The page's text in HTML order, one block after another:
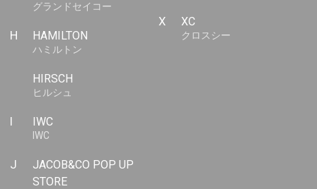
グランドセイコー
H HAMILTON
ハミルトン
HIRSCH
ヒルシュ
I IWC
IWC
J
JACOB&CO POP UP
STORE
X XC
クロスシー